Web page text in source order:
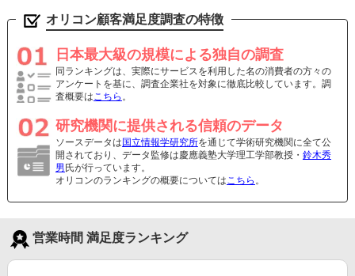
オリコン顧客満足度調査の特徴
日本最大級の規模による独自の調査
同ランキングは、実際にサービスを利用した名の消費者の方々の
アンケートを基に、調査企業社を対象に徹底比較しています。調
査概要はこちら 。
研究機関に提供される信頼のデータ
ソースデータは 国立情報学研究所を通じて学術研究機関に全て公
開されており、データ監修は慶應義塾大学理工学部教授・ 鈴木秀
男 氏が行っています。
オリコンのランキングの概要についてはこちら 。
営業時間 満足度ランキング